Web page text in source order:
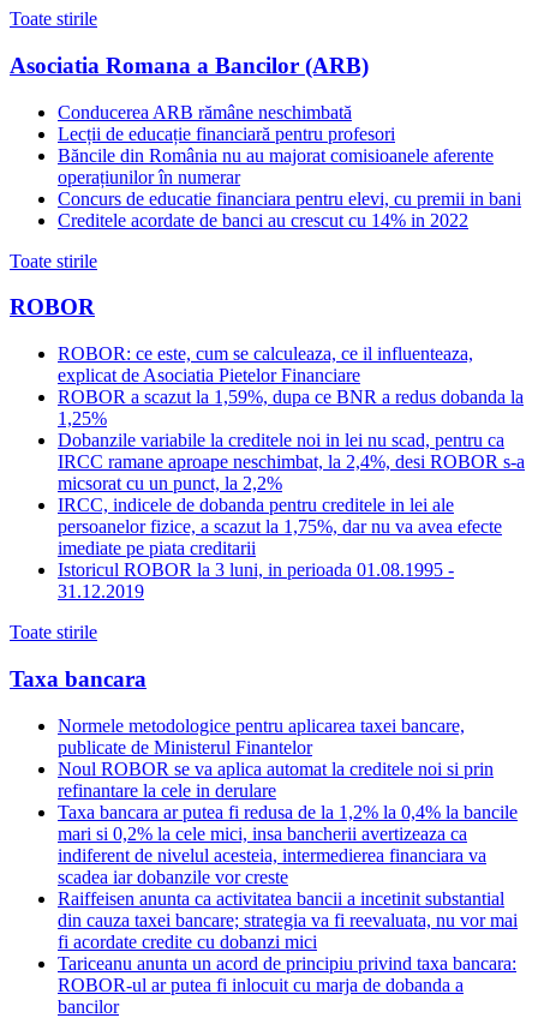
Toate stirile
Asociatia Romana a Bancilor (ARB)
Conducerea ARB rămâne neschimbată
Lecții de educație financiară pentru profesori
Băncile din România nu au majorat comisioanele aferente
operațiunilor în numerar
Concurs de educatie financiara pentru elevi, cu premii in bani
Creditele acordate de banci au crescut cu 14% in 2022
Toate stirile
ROBOR
ROBOR: ce este, cum se calculeaza, ce il influenteaza,
explicat de Asociatia Pietelor Financiare
ROBOR a scazut la 1,59%, dupa ce BNR a redus dobanda la
1,25%
Dobanzile variabile la creditele noi in lei nu scad, pentru ca
IRCC ramane aproape neschimbat, la 2,4%, desi ROBOR s-a
micsorat cu un punct, la 2,2%
IRCC, indicele de dobanda pentru creditele in lei ale
persoanelor fizice, a scazut la 1,75%, dar nu va avea efecte
imediate pe piata creditarii
Istoricul ROBOR la 3 luni, in perioada 01.08.1995 -
31.12.2019
Toate stirile
Taxa bancara
Normele metodologice pentru aplicarea taxei bancare,
publicate de Ministerul Finantelor
Noul ROBOR se va aplica automat la creditele noi si prin
refinantare la cele in derulare
Taxa bancara ar putea fi redusa de la 1,2% la 0,4% la bancile
mari si 0,2% la cele mici, insa bancherii avertizeaza ca
indiferent de nivelul acesteia, intermedierea financiara va
scadea iar dobanzile vor creste
Raiffeisen anunta ca activitatea bancii a incetinit substantial
din cauza taxei bancare; strategia va fi reevaluata, nu vor mai
fi acordate credite cu dobanzi mici
Tariceanu anunta un acord de principiu privind taxa bancara:
ROBOR-ul ar putea fi inlocuit cu marja de dobanda a
bancilor